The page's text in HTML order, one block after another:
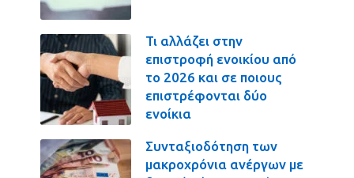
Τι αλλάζει στην
επιστροφή ενοικίου από
το 2026 και σε ποιους
επιστρέφονται δύο
ενοίκια
Συνταξιοδότηση των
μακροχρόνια ανέργων με